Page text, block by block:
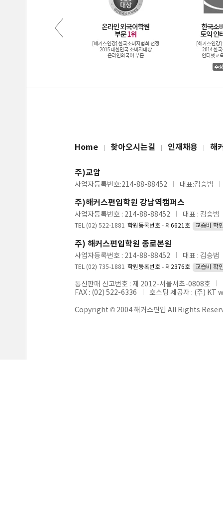
Home 찾아오시는길 인재채용 해
주)교암
사업자등록번호:214-88-88452 대표:김승범
주)해커스편입학원 강남역캠퍼스
사업자등록번호 : 214-88-88452 대표 : 김승범
TEL (02) 522-1881 학원등록번호 - 제6621호 교습비 확
주) 해커스편입학원 종로본원
사업자등록번호 : 214-88-88452 대표 : 김승범
TEL (02) 735-1881 학원등록번호 - 제2376호 교습비 확
통신판매 신고번호 : 제 2012-서울서초-0808호
FAX : (02) 522-6336
호스팅 제공자 : (주)
Copyright © 2004 해커스편입 All Rights